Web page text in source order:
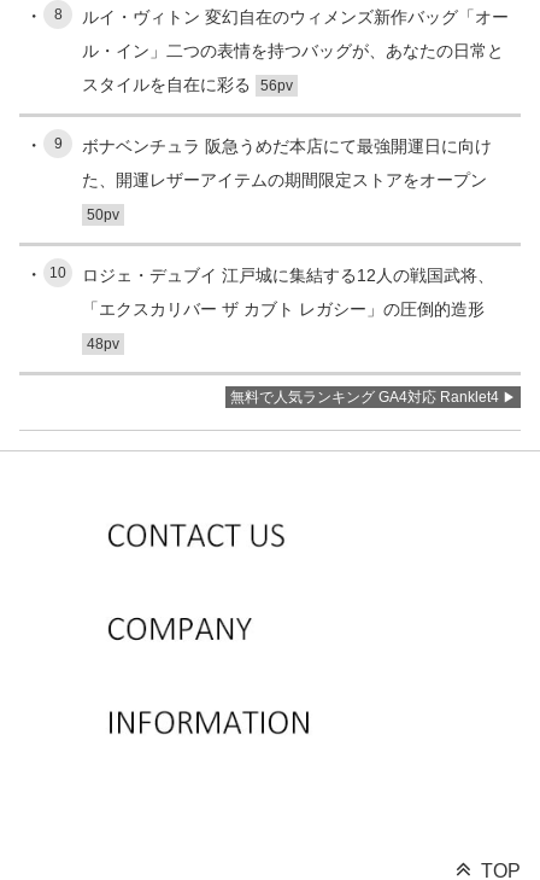
8
ルイ・ヴィトン 変幻自在のウィメンズ新作バッグ「オー
ル・イン」二つの表情を持つバッグが、あなたの日常と
スタイルを自在に彩る
56pv
9
ボナベンチュラ 阪急うめだ本店にて最強開運日に向け
た、開運レザーアイテムの期間限定ストアをオープン
50pv
10
ロジェ・デュブイ 江戸城に集結する12人の戦国武将、
「エクスカリバー ザ カブト レガシー」の圧倒的造形
48pv
無料で人気ランキング GA4対応 Ranklet4
TOP